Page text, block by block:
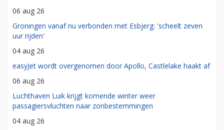
06 aug 26
Groningen vanaf nu verbonden met Esbjerg: 'scheelt zeven
uur rijden'
04 aug 26
easyJet wordt overgenomen door Apollo, Castlelake haakt af
06 aug 26
Luchthaven Luik krijgt komende winter weer
passagiersvluchten naar zonbestemmingen
04 aug 26